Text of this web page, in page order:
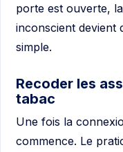
porte est ouverte,
inconscient devient
simple.
Recoder les
tabac
Une fois la
commence. Le